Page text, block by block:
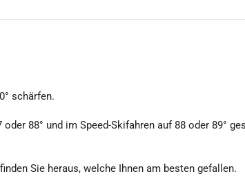
schärfen.
88° und im Speed-Skifahren auf 88 oder 89°
Sie heraus, welche Ihnen am besten gefallen.